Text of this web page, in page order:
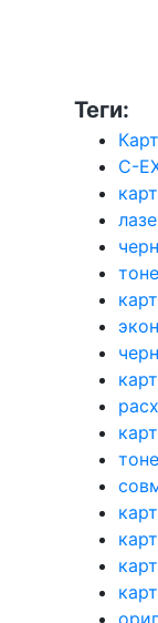
Теги:
C-